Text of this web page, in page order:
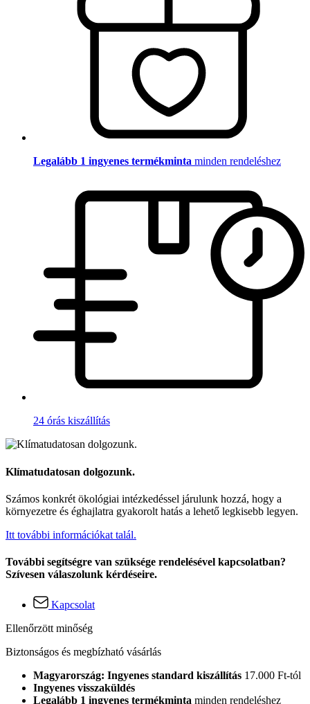
Legalább 1 ingyenes termékminta minden rendeléshez
24 órás kiszállítás
Klímatudatosan dolgozunk.
Számos konkrét ökológiai intézkedéssel járulunk hozzá, hogy a
környezetre és éghajlatra gyakorolt hatás a lehető legkisebb legyen.
Itt további információkat talál.
További segítségre van szüksége rendelésével kapcsolatban?
Szívesen válaszolunk kérdéseire.
Kapcsolat
Ellenőrzött minőség
Biztonságos és megbízható vásárlás
Magyarország: Ingyenes standard kiszállítás 17.000 Ft-tól
Ingyenes visszaküldés
Legalább 1 ingyenes termékminta minden rendeléshez